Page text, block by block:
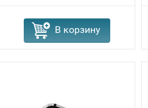
В корзину